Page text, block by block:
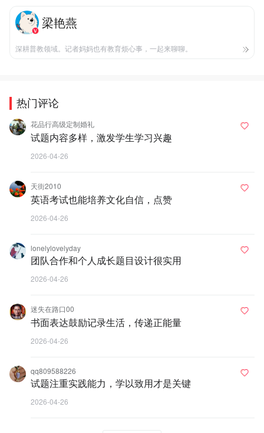
梁艳燕
深耕普教领域。记者妈妈也有教育烦心事，一起来聊聊。
热门评论
花品行高级定制婚礼
试题内容多样，激发学生学习兴趣
2026-04-26
天街2010
英语考试也能培养文化自信，点赞
2026-04-26
lonelylovelyday
团队合作和个人成长题目设计很实用
2026-04-26
迷失在路口00
书面表达鼓励记录生活，传递正能量
2026-04-26
qq809588226
试题注重实践能力，学以致用才是关键
2026-04-26